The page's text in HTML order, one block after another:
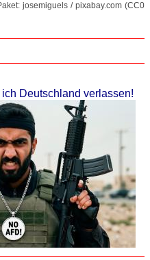
josemiguels / pixabay.com (CC0
Deutschland verlassen!